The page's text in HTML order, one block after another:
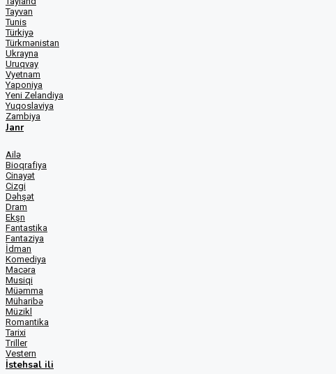
Tayvan
Tunis
Türkiyə
Türkmənistan
Ukrayna
Uruqvay
Vyetnam
Yaponiya
Yeni Zelandiya
Yuqoslaviya
Zambiya
Janr
Ailə
Bioqrafiya
Cinayət
Cizgi
Dəhşət
Dram
Ekşn
Fantastika
Fantaziya
İdman
Komediya
Macəra
Musiqi
Müəmma
Müharibə
Müzikl
Romantika
Tarixi
Triller
Vestern
İstehsal ili